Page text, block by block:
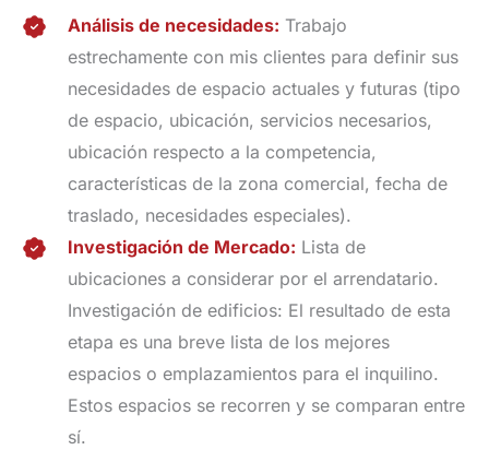
Análisis de necesidades: Trabajo
estrechamente con mis clientes para definir sus
necesidades de espacio actuales y futuras (tipo
de espacio, ubicación, servicios necesarios,
ubicación respecto a la competencia,
características de la zona comercial, fecha de
traslado, necesidades especiales).
Investigación de Mercado: Lista de
ubicaciones a considerar por el arrendatario.
Investigación de edificios: El resultado de esta
etapa es una breve lista de los mejores
espacios o emplazamientos para el inquilino.
Estos espacios se recorren y se comparan entre
sí.